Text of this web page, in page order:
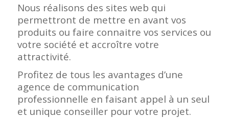
Nous réalisons des sites web qui
permettront de mettre en avant vos
produits ou faire connaitre vos services ou
votre société et accroître votre
attractivité.
Profitez de tous les avantages d’une
agence de communication
professionnelle en faisant appel à un seul
et unique conseiller pour votre projet.